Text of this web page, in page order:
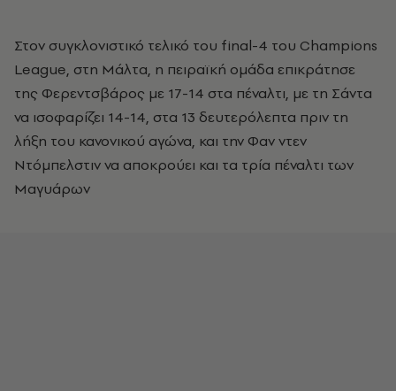
Στον συγκλονιστικό τελικό του final-4 του Champions
League, στη Μάλτα, η πειραϊκή ομάδα επικράτησε
της Φερεντσβάρος με 17-14 στα πέναλτι, με τη Σάντα
να ισοφαρίζει 14-14, στα 13 δευτερόλεπτα πριν τη
λήξη του κανονικού αγώνα, και την Φαν ντεν
Ντόμπελστιν να αποκρούει και τα τρία πέναλτι των
Μαγυάρων